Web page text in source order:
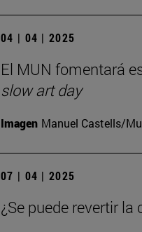
04 | 04 | 2025
El MUN fomentará
slow art day
Imagen Manuel Castells/
07 | 04 | 2025
¿Se puede revertir